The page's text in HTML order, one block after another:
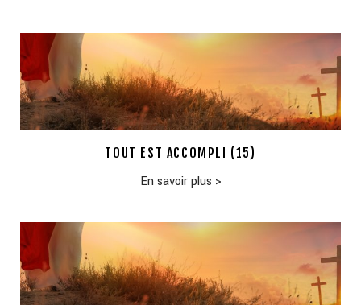
TOUT EST ACCOMPLI (15)
En savoir plus >